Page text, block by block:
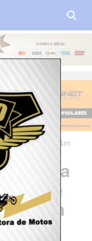
2024 às 07h54m
e morta
de
pela